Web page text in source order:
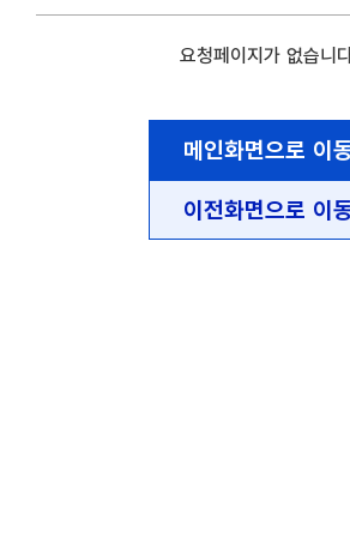
요청페이지가 없습니
메인화면으로 이
이전화면으로 이